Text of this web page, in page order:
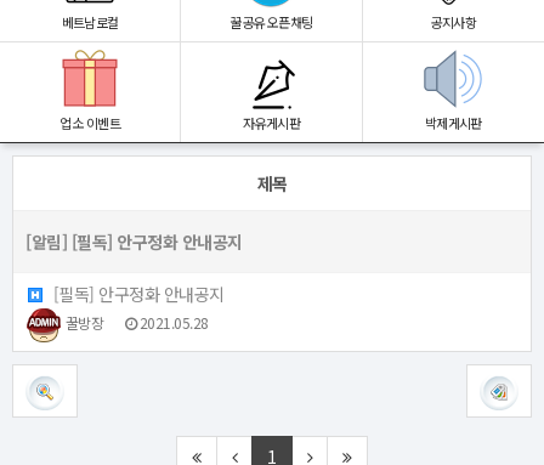
베트남로컬 꿀공유 오픈채팅 공지사항
업소 이벤트 자유게시판 박제게시판
제목
[알림] [필독] 안구정화 안내공지
[필독] 안구정화 안내공지
꿀방장 2021.05.28
1